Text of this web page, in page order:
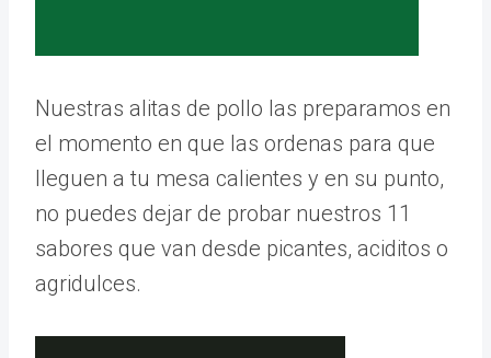
Nuestras alitas de pollo las preparamos en
el momento en que las ordenas para que
lleguen a tu mesa calientes y en su punto,
no puedes dejar de probar nuestros 11
sabores que van desde picantes, aciditos o
agridulces.